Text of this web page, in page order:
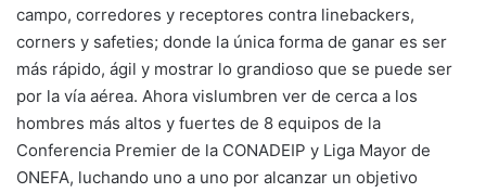
campo, corredores y receptores contra linebackers,
corners y safeties; donde la única forma de ganar es ser
más rápido, ágil y mostrar lo grandioso que se puede ser
por la vía aérea. Ahora vislumbren ver de cerca a los
hombres más altos y fuertes de 8 equipos de la
Conferencia Premier de la CONADEIP y Liga Mayor de
ONEFA, luchando uno a uno por alcanzar un objetivo